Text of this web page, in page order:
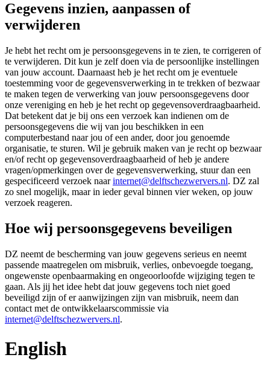
Gegevens inzien, aanpassen of
verwijderen
Je hebt het recht om je persoonsgegevens in te zien, te corrigeren of
te verwijderen. Dit kun je zelf doen via de persoonlijke instellingen
van jouw account. Daarnaast heb je het recht om je eventuele
toestemming voor de gegevensverwerking in te trekken of bezwaar
te maken tegen de verwerking van jouw persoonsgegevens door
onze vereniging en heb je het recht op gegevensoverdraagbaarheid.
Dat betekent dat je bij ons een verzoek kan indienen om de
persoonsgegevens die wij van jou beschikken in een
computerbestand naar jou of een ander, door jou genoemde
organisatie, te sturen. Wil je gebruik maken van je recht op bezwaar
en/of recht op gegevensoverdraagbaarheid of heb je andere
vragen/opmerkingen over de gegevensverwerking, stuur dan een
gespecificeerd verzoek naarinternet@delftschezwervers.nl. DZ zal
zo snel mogelijk, maar in ieder geval binnen vier weken, op jouw
verzoek reageren.
Hoe wij persoonsgegevens beveiligen
DZ neemt de bescherming van jouw gegevens serieus en neemt
passende maatregelen om misbruik, verlies, onbevoegde toegang,
ongewenste openbaarmaking en ongeoorloofde wijziging tegen te
gaan. Als jij het idee hebt dat jouw gegevens toch niet goed
beveiligd zijn of er aanwijzingen zijn van misbruik, neem dan
contact met de ontwikkelaarscommissie via
internet@delftschezwervers.nl.
English